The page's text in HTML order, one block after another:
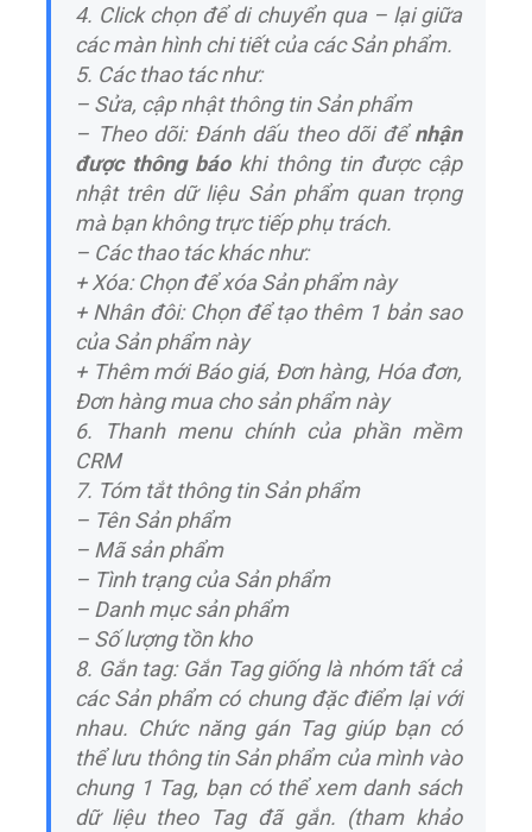
4. Click chọn để di chuyển qua – lại giữa
các màn hình chi tiết của các Sản phẩm.
5. Các thao tác như:
– Sửa, cập nhật thông tin Sản phẩm
– Theo dõi: Đánh dấu theo dõi đểnhận
được thông báokhi thông tin được cập
nhật trên dữ liệu Sản phẩm quan trọng
mà bạn không trực tiếp phụ trách.
– Các thao tác khác như:
+ Xóa: Chọn để xóa Sản phẩm này
+ Nhân đôi: Chọn để tạo thêm 1 bản sao
của Sản phẩm này
+ Thêm mới Báo giá, Đơn hàng, Hóa đơn,
Đơn hàng mua cho sản phẩm này
6. Thanh menu chính của phần mềm
CRM
7. Tóm tắt thông tin Sản phẩm
– Tên Sản phẩm
– Mã sản phẩm
– Tình trạng của Sản phẩm
– Danh mục sản phẩm
– Số lượng tồn kho
8. Gắn tag: Gắn Tag giống là nhóm tất cả
các Sản phẩm có chung đặc điểm lại với
nhau. Chức năng gán Tag giúp bạn có
thể lưu thông tin Sản phẩm của mình vào
chung 1 Tag, bạn có thể xem danh sách
dữ liệu theo Tag đã gắn. (tham khảo